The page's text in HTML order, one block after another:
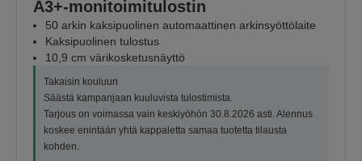
A3+-monitoimitulostin
50 arkin kaksipuolinen automaattinen arkinsyöttölaite
Kaksipuolinen tulostus
10,9 cm värikosketusnäyttö
Takaisin kouluun
Säästä kampanjaan kuuluvista tulostimista.
Tarjous on voimassa vain keskiyöhön 30.8.2026 asti. Alennus
koskee enintään yhtä kappaletta samaa tuotetta tilausta
kohden.